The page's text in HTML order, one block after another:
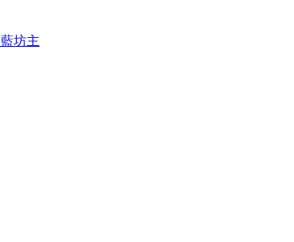
藍坊主